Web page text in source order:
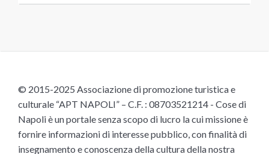
© 2015-2025 Associazione di promozione turistica e
culturale “APT NAPOLI” – C.F. : 08703521214 - Cose di
Napoli è un portale senza scopo di lucro la cui missione è
fornire informazioni di interesse pubblico, con finalità di
insegnamento e conoscenza della cultura della nostra